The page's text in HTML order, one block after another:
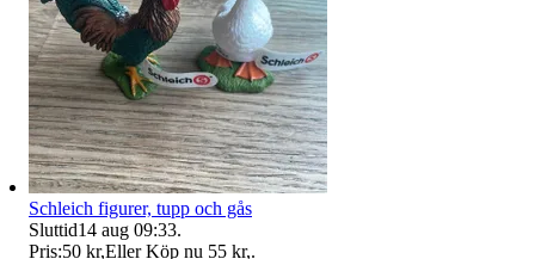
Schleich figurer, tupp och gås
Sluttid14 aug 09:33.
Pris:50 kr,Eller Köp nu 55 kr,.